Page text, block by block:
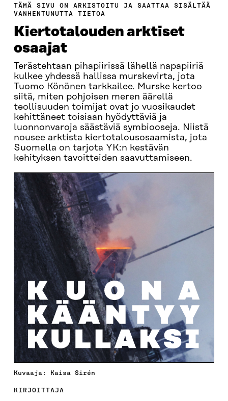
TÄMÄ SIVU ON ARKISTOITU JA SAATTAA SISÄLTÄÄ
VANHENTUNUTTA TIETOA
Kiertotalouden arktiset
osaajat
Terästehtaan pihapiirissä lähellä napapiiriä
kulkee yhdessä hallissa murskevirta, jota
Tuomo Könönen tarkkailee. Murske kertoo
siitä, miten pohjoisen meren äärellä
teollisuuden toimijat ovat jo vuosikaudet
kehittäneet toisiaan hyödyttäviä ja
luonnonvaroja säästäviä symbiooseja. Niistä
nousee arktista kiertotalousosaamista, jota
Suomella on tarjota YK:n kestävän
kehityksen tavoitteiden saavuttamiseen.
Kuvaaja: Kaisa Sirén
KIRJOITTAJA